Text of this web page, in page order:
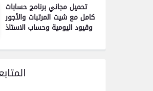
تحميل مجاني برنامج حسابات
كامل مع شيت المرتبات والأجور
وقيود اليومية وحساب الاستاذ